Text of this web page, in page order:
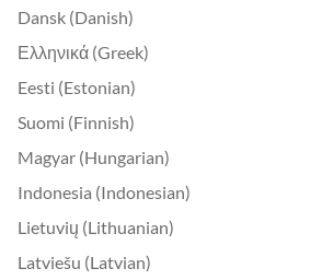
Dansk (Danish)
Ελληνικά (Greek)
Eesti (Estonian)
Suomi (Finnish)
Magyar (Hungarian)
Indonesia (Indonesian)
Lietuvių (Lithuanian)
Latviešu (Latvian)